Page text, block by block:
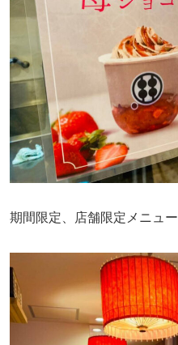
期間限定、店舗限定メニュー